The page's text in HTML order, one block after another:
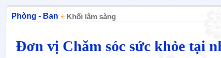
Phòng - Ban Khối lâm sàng
Đơn vị Chăm sóc sức khỏe tại